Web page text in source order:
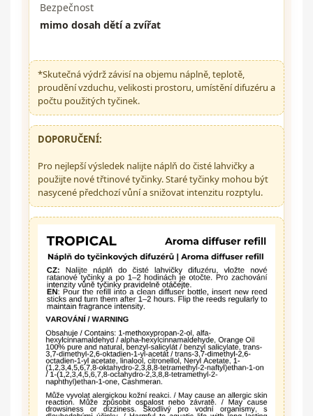
Bezpečnost
mimo dosah dětí a zvířat
*Skutečná výdrž závisí na objemu náplně, teplotě,
proudění vzduchu, velikosti prostoru, umístění difuzéru a
počtu použitých tyčinek.
DOPORUČENÍ:
Pro nejlepší výsledek nalijte náplň do čisté lahvičky a
použijte nové třtinové tyčinky. Staré tyčinky mohou být
nasycené předchozí vůní a snižovat intenzitu rozptylu.